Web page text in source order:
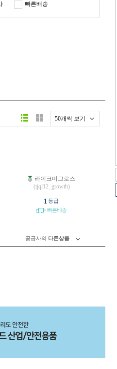
빠른배송
50개씩 보기
라이크미그로스
(tjql12_growth)
1 등급
빠른배송
공급사의 다른상품